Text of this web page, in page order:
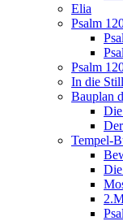
Elia
Psalm
Psalm
In die
Bauplan
Tempel-
Die